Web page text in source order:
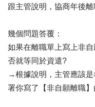
跟主管說明，協商年後
幾個問題答覆：
如果在離職單上寫上非
否就等同於資遣?
→根據說明，主管應該
署你寫了【非自願離職】